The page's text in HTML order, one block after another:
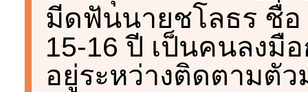
มีดฟันนายชโลธร ชื่
15-16 ปี เป็นคนลง
อยู่ระหว่างติดตามตั